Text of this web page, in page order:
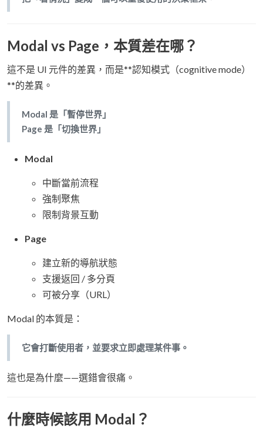
Modal vs Page，本質差在哪？
這不是 UI 元件的差異，而是**認知模式（cognitive mode）
**的差異。
Modal 是「暫停世界」
Page 是「切換世界」
Modal
中斷當前流程
強制聚焦
限制背景互動
Page
建立新的導航狀態
支援返回 / 多分頁
可被分享（URL）
Modal 的本質是：
它會打斷使用者，並要求立即處理某件事。
這也是為什麼——選錯會很痛。
什麼時候該用 Modal？